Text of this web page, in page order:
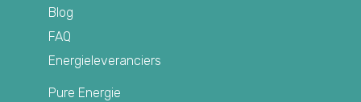
Blog
FAQ
Energieleveranciers
Pure Energie